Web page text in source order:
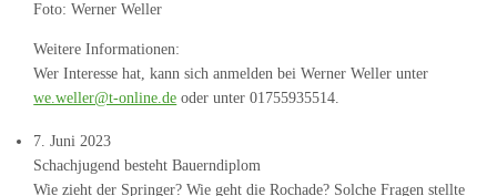
Foto: Werner Weller
Weitere Informationen:
Wer Interesse hat, kann sich anmelden bei Werner Weller unter
we.weller@t-online.de oder unter 01755935514.
7. Juni 2023
Schachjugend besteht Bauerndiplom
Wie zieht der Springer? Wie geht die Rochade? Solche Fragen stellte